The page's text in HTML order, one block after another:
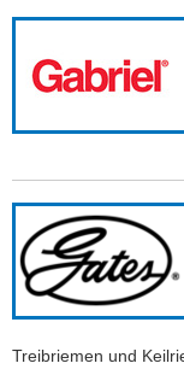
Treibriemen und